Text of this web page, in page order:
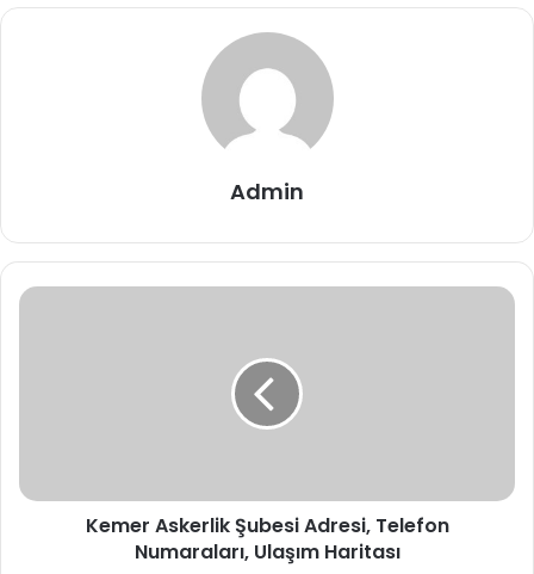
Admin
Kemer
Kemer Askerlik Şubesi Adresi, Telefon
Numaraları, Ulaşım Haritası